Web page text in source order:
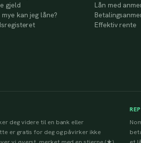
gjeld
kan jeg låne?
Lån med
Effektiv rente
deg videre til en bank eller
er gratis for deg og påvirker ikke